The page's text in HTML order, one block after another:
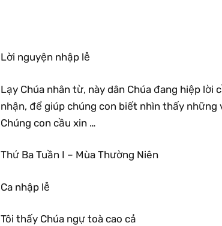
Lời nguyện nhập lễ
Lạy Chúa nhân từ, này dân Chúa đang hiệp
nhận, để giúp chúng con biết nhìn thấy
Chúng con cầu xin …
Thứ Ba Tuần I – Mùa Thường Niên
Ca nhập lễ
Tôi thấy Chúa ngự toà cao cả